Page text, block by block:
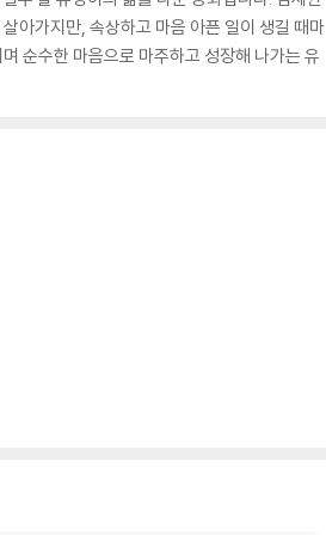
아가지만, 속상하고 마음 아픈 일이 생길 때마
순수한 마음으로 마주하고 성장해 나가는 유